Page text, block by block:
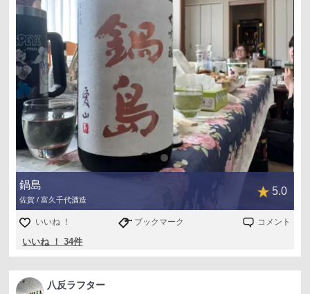
鍋島
佐賀 / 富久千代酒造
5.0
いいね ！ ブックマーク コメント
いいね ！ 34件
八反ラフター